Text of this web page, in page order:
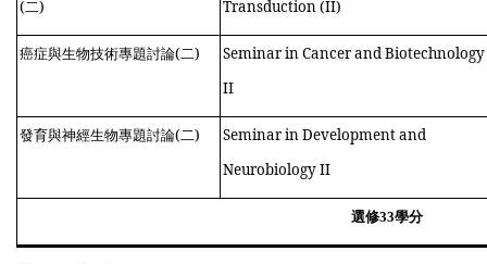
(二)
Transduction (II)
癌症與生物技術專題討論(二)
Seminar in Cancer and Biotechnology
II
發育與神經生物專題討論(二)
Seminar in Development and
Neurobiology II
選修33學分